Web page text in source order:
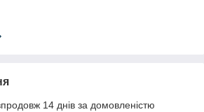
14 днів за домовленістю